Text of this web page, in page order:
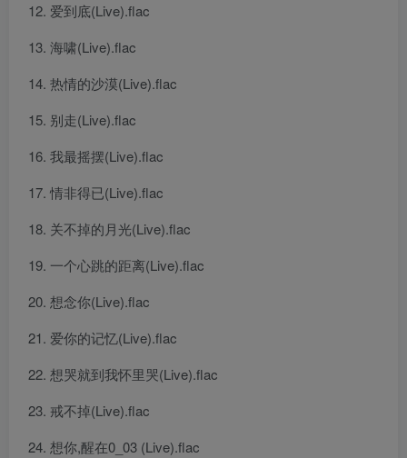
爱到底(Live).flac
海啸(Live).flac
热情的沙漠(Live).flac
别走(Live).flac
我最摇摆(Live).flac
情非得已(Live).flac
关不掉的月光(Live).flac
一个心跳的距离(Live).flac
想念你(Live).flac
爱你的记忆(Live).flac
想哭就到我怀里哭(Live).flac
戒不掉(Live).flac
想你,醒在0_03 (Live).flac